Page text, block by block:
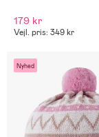
179 kr
Vejl. pris: 349 kr
Nyhed